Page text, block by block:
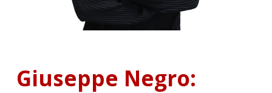
Giuseppe Negro: